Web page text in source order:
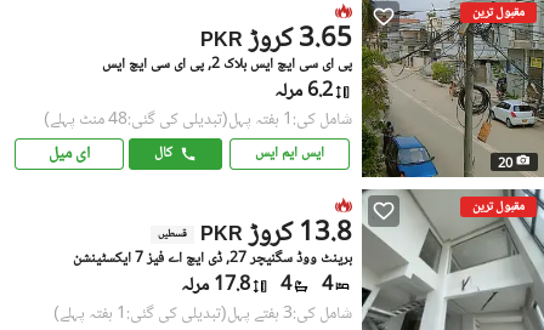
مقبول ترین
20
PKR 3.65 کروڑ
پی ای سی ایچ ایس بلاک 2, پی ای سی ایچ ایس
6.2 مرلہ
شامل کی:1 ہفتہ پہل (تبدیلی کی گئی:48 منٹ پہلے)
ایس ایم ایس کال ای میل
مقبول ترین
PKR 13.8 کروڑ قسطیں
برینٹ ووڈ سگنیچر 27, ڈی ایچ اے فیز 7 ایکسٹینشن
4
4 17.8 مرلہ
شامل کی:3 ہفتے پہل (تبدیلی کی گئی:1 ہفتہ پہلے)